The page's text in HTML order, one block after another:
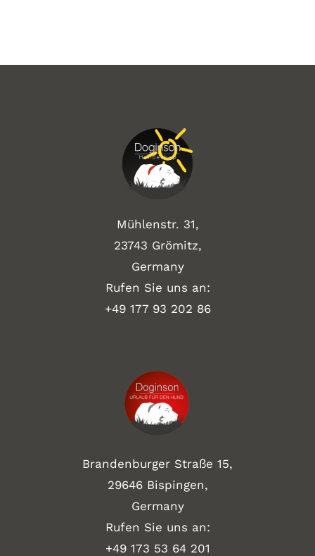
Mühlenstr. 31,
23743 Grömitz,
Germany
Rufen Sie uns an:
+49 177 93 202 86
Brandenburger Straße 15,
29646 Bispingen,
Germany
Rufen Sie uns an:
+49 173 53 64 201